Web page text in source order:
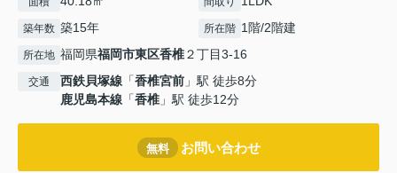
築年数 築15年 所在階 1階/2階建
所在地 福岡県福岡市東区香椎２丁目3-16
交通 西鉄貝塚線 「香椎宮前 」駅 徒歩8分
鹿児島本線 「香椎 」駅 徒歩12分
無料 お問い合わせ